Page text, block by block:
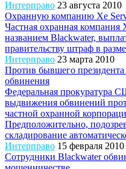
Интерправо 23 августа 2010
Охранную компанию Xe
Частная охранная компания
названием Blackwater,
правительству штраф в
Интерправо 23 марта 2010
Против бывшего
обвинения
Федеральная прокуратура
выдвижения обвинений
частной охранной
Предположительно,
складирование
Интерправо 15 февраля 2010
Сотрудники Blackwater